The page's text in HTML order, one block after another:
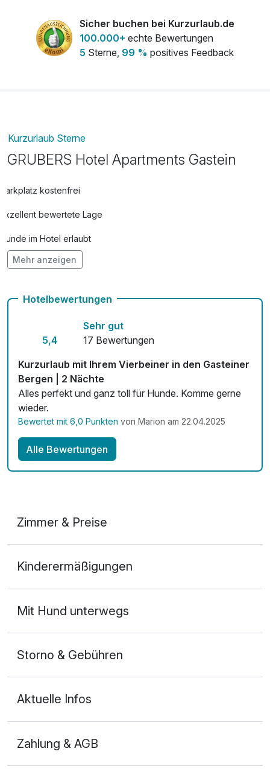
Sicher buchen bei Kurzurlaub.de
100.000+ echte Bewertungen
5 Sterne, 99 % positives Feedback
Kurzurlaub Sterne
GRUBERS Hotel Apartments Gastein
Parkplatz kostenfrei
Exzellent bewertete Lage
Hunde im Hotel erlaubt
Auch vegetarische Speisen
Mehr anzeigen
Hotelbewertungen
5,4
Sehr gut
17 Bewertungen
Kurzurlaub mit Ihrem Vierbeiner in den Gasteiner
Bergen | 2 Nächte
Alles perfekt und ganz toll für Hunde. Komme gerne
wieder.
Bewertet mit 6,0 Punkten von Marion am 22.04.2025
Alle Bewertungen
Zimmer & Preise
2 Erwachsene
Ausstattung
Kinderermäßigungen
Mit Hund unterwegs
Storno & Gebühren
Aktuelle Infos
Zahlung & AGB